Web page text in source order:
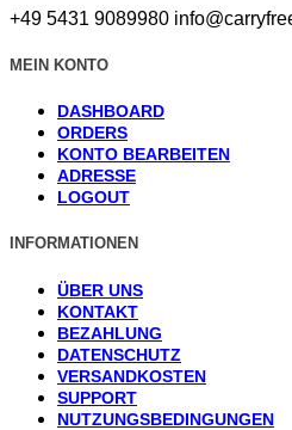
+49 5431 9089980
MEIN KONTO
DASHBOARD
ORDERS
KONTO BEARBEITEN
ADRESSE
LOGOUT
INFORMATIONEN
ÜBER UNS
KONTAKT
BEZAHLUNG
DATENSCHUTZ
VERSANDKOSTEN
SUPPORT
NUTZUNGSBEDINGUNGEN